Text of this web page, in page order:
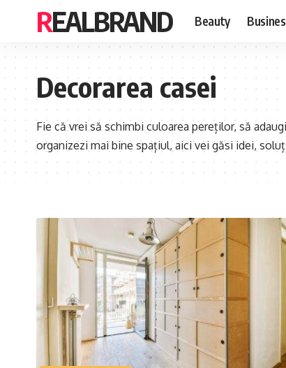
REALBRAND Beauty
Decorarea casei
Fie că vrei să schimbi culoarea pereților, să
organizezi mai bine spațiul, aici vei găsi idei,